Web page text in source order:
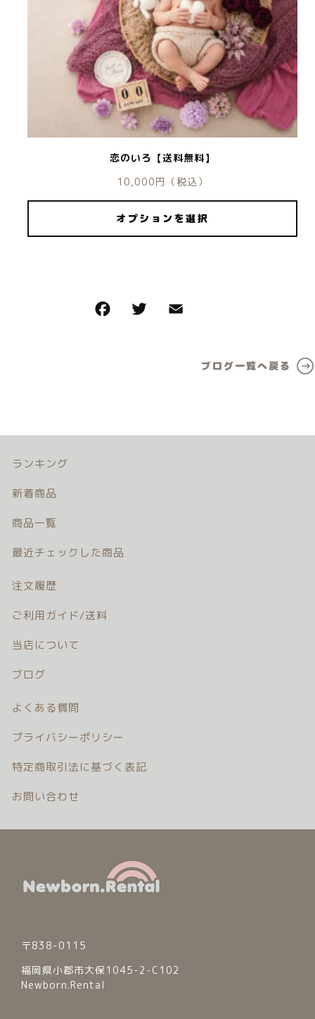
恋のいろ【送料無料】
10,000円 （税込）
オプションを選択
ブログ一覧へ戻る
ランキング
新着商品
商品一覧
最近チェックした商品
注文履歴
ご利用ガイド/送料
当店について
ブログ
よくある質問
プライバシーポリシー
特定商取引法に基づく表記
お問い合わせ
〒838-0115
福岡県小郡市大保1045-2-C102
Newborn.Rental